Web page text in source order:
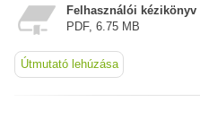
Felhasználói kézikönyv
PDF, 6.75 MB
Útmutató lehúzása